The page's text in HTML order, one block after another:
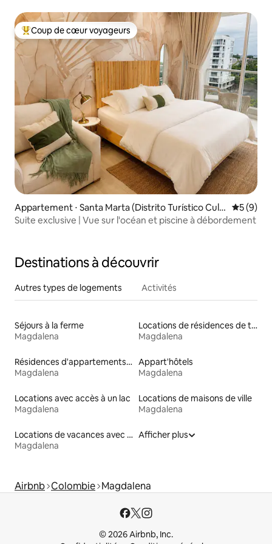
Coups de cœur voyageurs les plus appréciés
Coup de cœur voyageurs
Appartement ⋅ Santa Marta (Distrito Turístico Cult
ural E Histórico)
5 (9)
Suite exclusive | Vue sur l'océan et piscine à débordement
Destinations à découvrir
Autres types de logements Activités
Séjours à la ferme
Magdalena
Locations de résidences de tourisme
Magdalena
Résidences d'appartements en location
Magdalena
Appart'hôtels
Magdalena
Locations avec accès à un lac
Magdalena
Locations de maisons de ville
Magdalena
Locations de vacances avec piscine
Magdalena
Afficher plus
Airbnb Colombie Magdalena
© 2026 Airbnb, Inc.